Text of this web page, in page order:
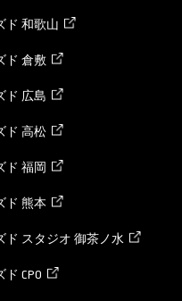
ド 和歌山
ド 倉敷
ド 広島
ド 高松
ド 福岡
ド 熊本
ド スタジオ 御茶ノ水
CPO